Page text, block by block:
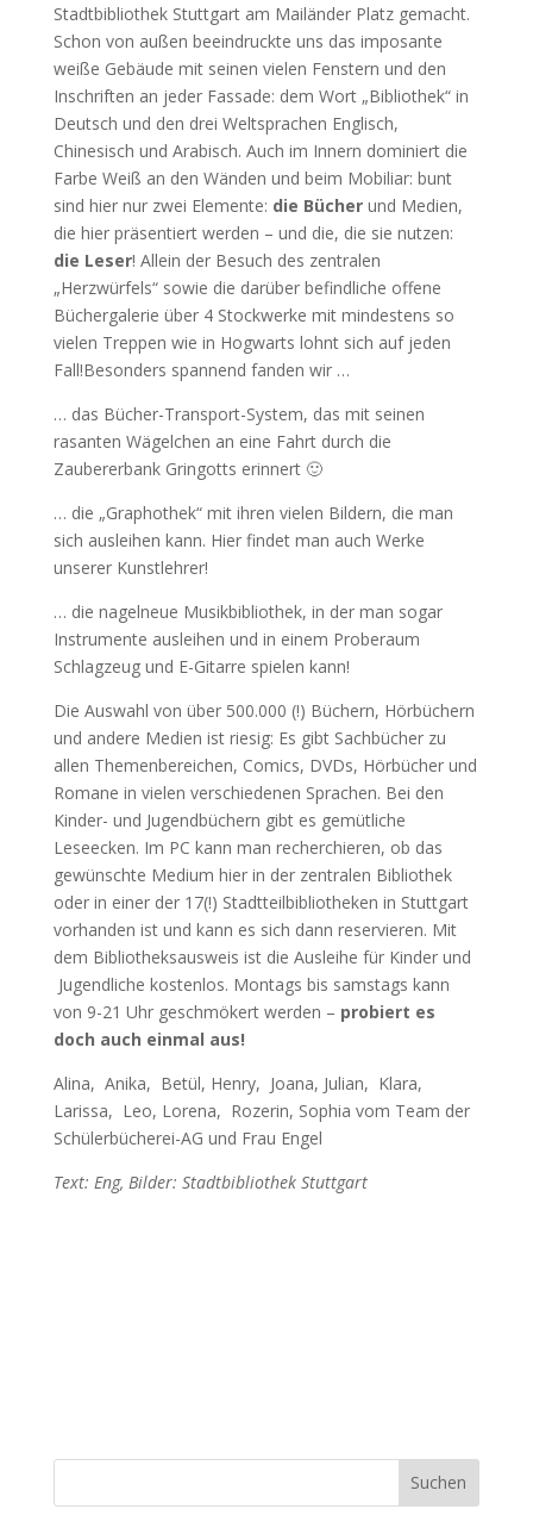
Stadtbibliothek Stuttgart am Mailänder Platz gemacht.
Schon von außen beeindruckte uns das imposante
weiße Gebäude mit seinen vielen Fenstern und den
Inschriften an jeder Fassade: dem Wort „Bibliothek“ in
Deutsch und den drei Weltsprachen Englisch,
Chinesisch und Arabisch. Auch im Innern dominiert die
Farbe Weiß an den Wänden und beim Mobiliar: bunt
sind hier nur zwei Elemente: die Bücherund Medien,
die hier präsentiert werden – und die, die sie nutzen:
die Leser! Allein der Besuch des zentralen
„Herzwürfels“ sowie die darüber befindliche offene
Büchergalerie über 4 Stockwerke mit mindestens so
vielen Treppen wie in Hogwarts lohnt sich auf jeden
Fall!Besonders spannend fanden wir …
… das Bücher-Transport-System, das mit seinen
rasanten Wägelchen an eine Fahrt durch die
Zaubererbank Gringotts erinnert 🙂
… die „Graphothek“ mit ihren vielen Bildern, die man
sich ausleihen kann. Hier findet man auch Werke
unserer Kunstlehrer!
… die nagelneue Musikbibliothek, in der man sogar
Instrumente ausleihen und in einem Proberaum
Schlagzeug und E-Gitarre spielen kann!
Die Auswahl von über 500.000 (!) Büchern, Hörbüchern
und andere Medien ist riesig: Es gibt Sachbücher zu
allen Themenbereichen, Comics, DVDs, Hörbücher und
Romane in vielen verschiedenen Sprachen. Bei den
Kinder- und Jugendbüchern gibt es gemütliche
Leseecken. Im PC kann man recherchieren, ob das
gewünschte Medium hier in der zentralen Bibliothek
oder in einer der 17(!) Stadtteilbibliotheken in Stuttgart
vorhanden ist und kann es sich dann reservieren. Mit
dem Bibliotheksausweis ist die Ausleihe für Kinder und
Jugendliche kostenlos. Montags bis samstags kann
von 9-21 Uhr geschmökert werden – probiert es
doch auch einmal aus!
Alina, Anika, Betül, Henry, Joana, Julian, Klara,
Larissa, Leo, Lorena, Rozerin, Sophia vom Team der
Schülerbücherei-AG und Frau Engel
Text: Eng, Bilder: Stadtbibliothek Stuttgart
Suchen